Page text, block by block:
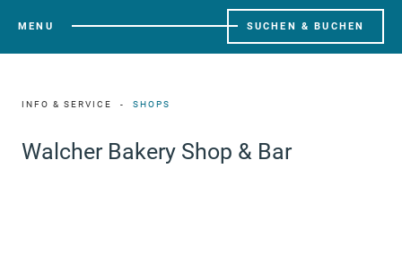
MENU SUCHEN & BUCHEN
INFO & SERVICE SHOPS
Walcher Bakery Shop & Bar